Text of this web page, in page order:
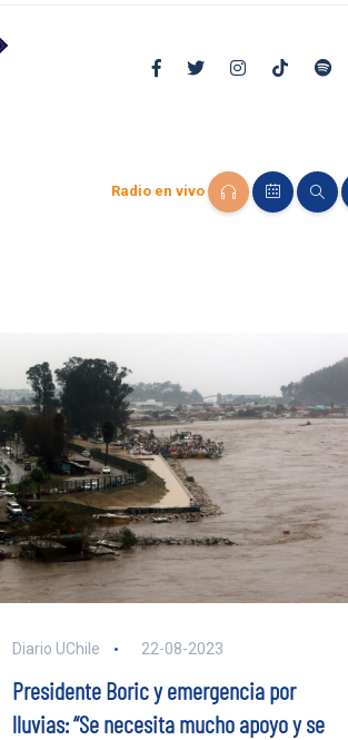
Radio en vivo
Diario UChile 22-08-2023
Presidente Boric y emergencia por
lluvias: “Se necesita mucho apoyo y se